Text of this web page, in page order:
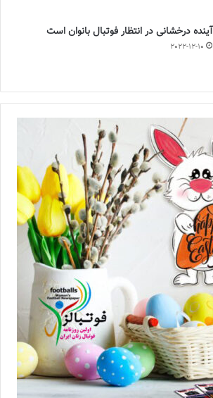
آینده درخشانی در انتظار فوتبال بانوان است
2022-12-10